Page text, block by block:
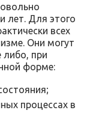
лет. Для этого
всех
Они могут
либо, при
форме:
процессах в